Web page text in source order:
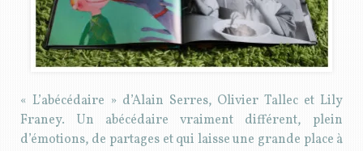
« L’abécédaire » d’Alain Serres, Olivier Tallec et Lily
Franey. Un abécédaire vraiment différent, plein
d’émotions, de partages et qui laisse une grande place à